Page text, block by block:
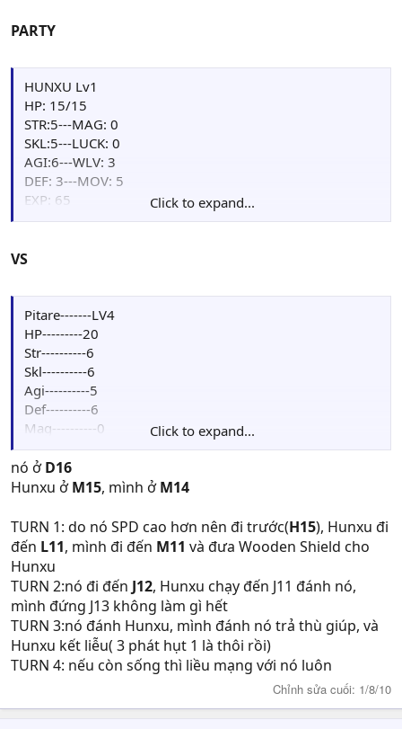
Spear(55/60)
PARTY
HUNXU Lv1
HP: 15/15
STR:5---MAG: 0
SKL:5---LUCK: 0
AGI:6---WLV: 3
DEF: 3---MOV: 5
EXP: 65
Points: 00
Item: Herb(4)
Click to expand...
VS
Pitare-------LV4
HP---------20
Str----------6
Skl----------6
Agi----------5
Def----------6
Mag----------0
Luck----------1
Move: 4
Skill: Sea Mastery: Tăng 10%HIT,EVA và 1MOVE
Click to expand...
nó ởD16
Hunxu ởM15, mình ởM14
TURN 1: do nó SPD cao hơn nên đi trước(H15), Hunxu đi
đến L11, mình đi đến M11 và đưa Wooden Shield cho
Hunxu
TURN 2:nó đi đến J12, Hunxu chạy đến J11 đánh nó,
mình đứng J13 không làm gì hết
TURN 3:nó đánh Hunxu, mình đánh nó trả thù giúp, và
Hunxu kết liễu( 3 phát hụt 1 là thôi rồi)
TURN 4: nếu còn sống thì liều mạng với nó luôn
Chỉnh sửa cuối: 1/8/10